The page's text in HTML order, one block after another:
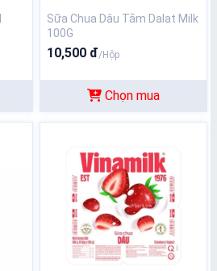
Sữa Chua Dâu Tằm Dalat Milk
100G
10,500 đ/Hộp
Chọn mua